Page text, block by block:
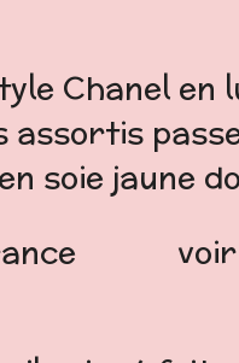
Chanel
assortis
soie jaune
voir